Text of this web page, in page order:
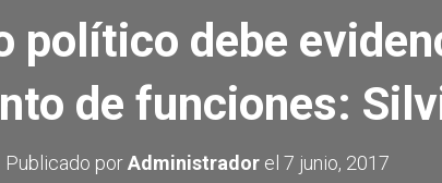
político debe
de funciones:
Publicado porAdministrador el 7 junio, 2017